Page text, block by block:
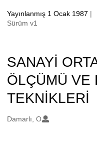
Yayınlanmış 1 Ocak 1987 |
Sürüm v1
SANAYİ
ÖLÇÜMÜ VE
TEKNİKLERİ
Oluşturanlar
Damarlı, O